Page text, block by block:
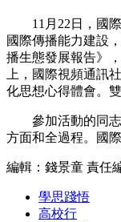
11月22日，國際
國際傳播能力建設
播生態發展報告》
上，國際視頻通訊
化思想心得體會。
參加活動的同志
方面和全過程。國
編輯：錢景童 責任
學思踐悟
高校行